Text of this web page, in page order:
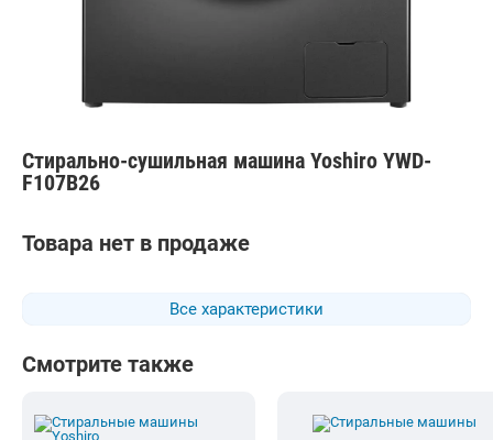
Стирально-сушильная машина Yoshiro YWD-
F107B26
Все характеристики
Товара нет в продаже
Смотрите также